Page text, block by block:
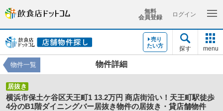
無料
会員登録
ログイン
売り
たい方
探す menu
物件詳細
物件一覧
居抜き
横浜市保土ケ谷区天王町1 13.2万円 商店街沿い！天王町駅徒歩
4分のB1階ダイニングバー居抜き物件の居抜き・貸店舗物件